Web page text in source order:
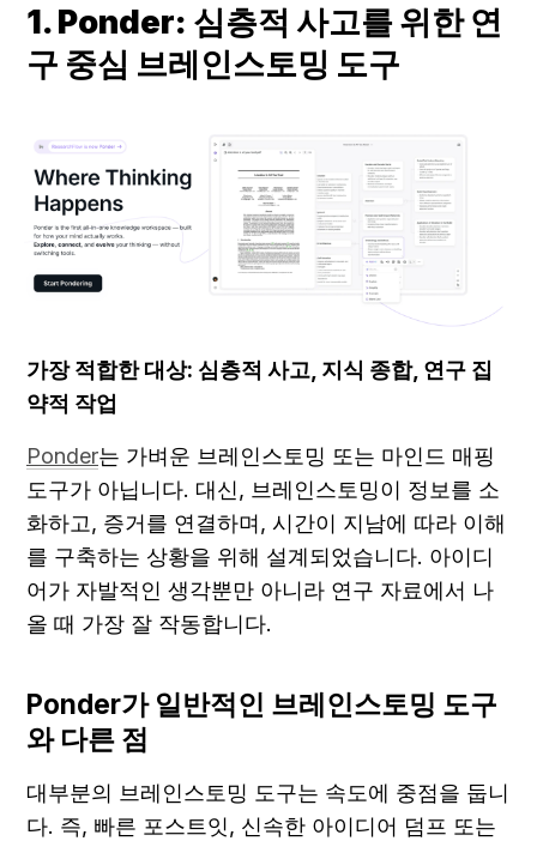
1. Ponder: 심층적 사고를 위한 연
구 중심 브레인스토밍 도구
가장 적합한 대상: 심층적 사고, 지식 종합, 연구 집
약적 작업
Ponder는 가벼운 브레인스토밍 또는 마인드 매핑
도구가 아닙니다. 대신, 브레인스토밍이 정보를 소
화하고, 증거를 연결하며, 시간이 지남에 따라 이해
를 구축하는 상황을 위해 설계되었습니다. 아이디
어가 자발적인 생각뿐만 아니라 연구 자료에서 나
올 때 가장 잘 작동합니다.
Ponder가 일반적인 브레인스토밍 도구
와 다른 점
대부분의 브레인스토밍 도구는 속도에 중점을 둡니
다. 즉, 빠른 포스트잇, 신속한 아이디어 덤프 또는